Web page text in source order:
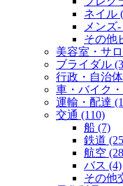
ネイル
メンズ
その他
美容室・サ
ブライダル
行政・自治
車・バイク
運輸・配達
交通 (110)
船 (7)
鉄道
航空
バス (4)
その他